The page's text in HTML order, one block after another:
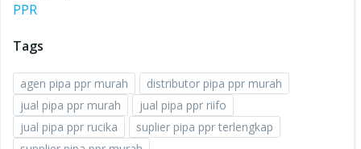
PPR
Tags
agen pipa ppr murah
distributor pipa ppr murah
jual pipa ppr murah
jual pipa ppr riifo
jual pipa ppr rucika
suplier pipa ppr terlengkap